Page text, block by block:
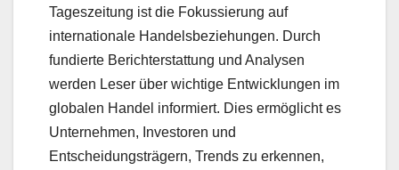
Tageszeitung ist die Fokussierung auf
internationale Handelsbeziehungen. Durch
fundierte Berichterstattung und Analysen
werden Leser über wichtige Entwicklungen im
globalen Handel informiert. Dies ermöglicht es
Unternehmen, Investoren und
Entscheidungsträgern, Trends zu erkennen,